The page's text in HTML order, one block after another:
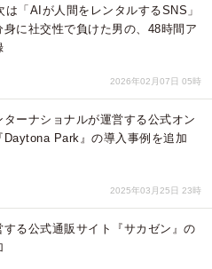
「AIが人間をレンタルするSNS」
に社交性で負けた男の、48時間ア
2026年02月07日 05時
ーナショナルが運営する公式オン
Daytona Park』の導入事例を追加
2025年03月25日 23時
る公式通販サイト『サカゼン』の